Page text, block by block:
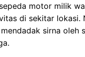
motor milik
di sekitar lokasi.
sirna oleh